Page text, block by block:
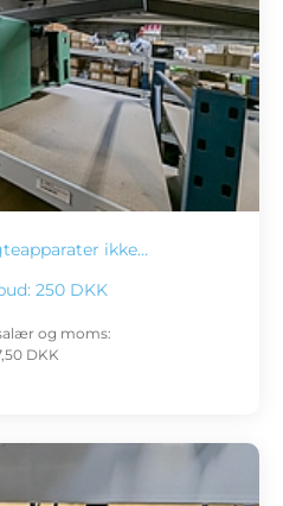
ikke…
250 DKK
og moms:
DKK